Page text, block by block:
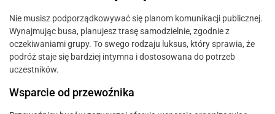
Nie musisz podporządkowywać się planom komunikacji publicznej.
Wynajmując busa, planujesz trasę samodzielnie, zgodnie z
oczekiwaniami grupy. To swego rodzaju luksus, który sprawia, że
podróż staje się bardziej intymna i dostosowana do potrzeb
uczestników.
Wsparcie od przewoźnika